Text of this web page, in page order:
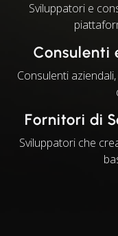
Sviluppatori e
Consulenti
Consulenti
Fornitori di
Sviluppatori che